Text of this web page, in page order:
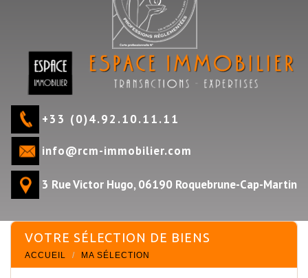
+33 (0)4.92.10.11.11
info@rcm-immobilier.com
3 Rue Victor Hugo, 06190 Roquebrune-Cap-Martin
VOTRE SÉLECTION DE BIENS
ACCUEIL MA SÉLECTION